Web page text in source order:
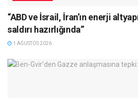
“ABD ve İsrail, İran’ın enerji
saldırı hazırlığında”
1 AĞUSTOS 2026